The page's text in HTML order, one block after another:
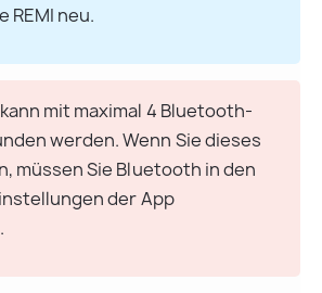
REMI neu.
kann mit maximal 4 Bluetooth-
werden. Wenn Sie dieses
müssen Sie Bluetooth in den
der App